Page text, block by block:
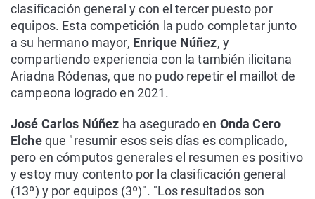
clasificación general y con el tercer puesto por
equipos. Esta competición la pudo completar junto
a su hermano mayor, Enrique Núñez, y
compartiendo experiencia con la también ilicitana
Ariadna Ródenas, que no pudo repetir el maillot de
campeona logrado en 2021.
José Carlos Núñez ha asegurado en Onda Cero
Elcheque "resumir esos seis días es complicado,
pero en cómputos generales el resumen es positivo
y estoy muy contento por la clasificación general
(13º) y por equipos (3º)". "Los resultados son